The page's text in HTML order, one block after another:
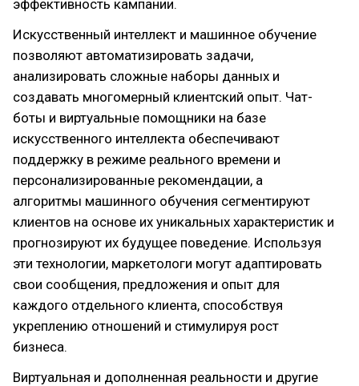
эффективность кампании.
Искусственный интеллект и машинное обучение
позволяют автоматизировать задачи,
анализировать сложные наборы данных и
создавать многомерный клиентский опыт. Чат-
боты и виртуальные помощники на базе
искусственного интеллекта обеспечивают
поддержку в режиме реального времени и
персонализированные рекомендации, а
алгоритмы машинного обучения сегментируют
клиентов на основе их уникальных характеристик и
прогнозируют их будущее поведение. Используя
эти технологии, маркетологи могут адаптировать
свои сообщения, предложения и опыт для
каждого отдельного клиента, способствуя
укреплению отношений и стимулируя рост
бизнеса.
Виртуальная и дополненная реальности и другие